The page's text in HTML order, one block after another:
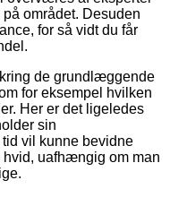
området. Desuden
for så vidt du får
de grundlæggende
for eksempel hvilken
Her er det ligeledes
sin
vil kunne bevidne
uafhængig om man